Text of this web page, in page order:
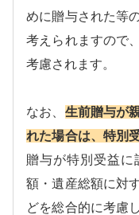
めに贈与された等
考えられますので
考慮されます。
なお、 生前贈与が
れた場合は、特別
贈与が特別受益に
額・遺産総額に対
どを総合的に考慮